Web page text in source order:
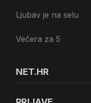
Ljubav je na selu
Večera za 5
NET.HR